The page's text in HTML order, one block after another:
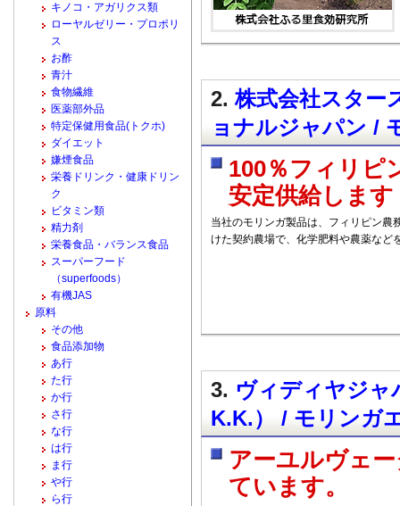
2.株式会社スター
ョナルジャパン /
100％フィリピ
安定供給します
当社のモリンガ製品は、フィリピン農
けた契約農場で、化学肥料や農薬など
3. ヴィディヤジャ
K.K.） / モリンガ
アーユルヴェ
ています。
キノコ・アガリクス類
ローヤルゼリー・プロポリ
ス
お酢
青汁
食物繊維
医薬部外品
特定保健用食品(トクホ)
ダイエット
嫌煙食品
栄養ドリンク・健康ドリン
ク
ビタミン類
精力剤
栄養食品・バランス食品
スーパーフード
（superfoods）
有機JAS
原料
その他
食品添加物
あ行
た行
か行
さ行
な行
は行
ま行
や行
ら行